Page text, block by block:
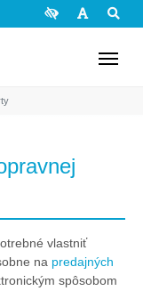
vlastniť
na predajných
spôsobom